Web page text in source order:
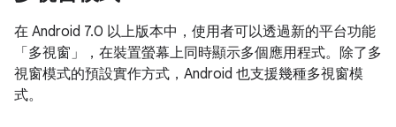
在 Android 7.0 以上版本中，使用者可以透過新的平台功能
「多視窗」，在裝置螢幕上同時顯示多個應用程式。除了多
視窗模式的預設實作方式，Android 也支援幾種多視窗模
式。